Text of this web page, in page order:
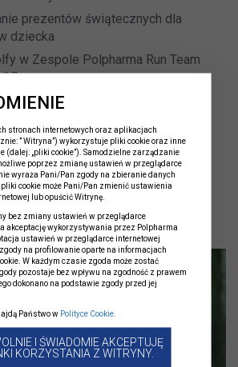
prezentów świątecznych dla
dziecka
w Zespole Polpharma Run Team
na Mistrzostwach Polski MTB
o Polfie
stronach internetowych oraz aplikacjach
” Witryna”) wykorzystuje pliki cookie oraz inne
(dalej: „pliki cookie”). Samodzielne zarządzanie
poprzez zmianę ustawień w przeglądarce
wyraża Pani/Pan zgody na zbieranie danych
cookie może Pani/Pan zmienić ustawienia
lub opuścić Witrynę.
bez zmiany ustawień w przeglądarce
akceptację wykorzystywania przez Polpharma
ustawień w przeglądarce internetowej
na profilowanie oparte na informacjach
W każdym czasie zgoda może zostać
pozostaje bez wpływu na zgodność z prawem
dokonano na podstawie zgody przed jej
Państwo w Polityce Cookie.
I ŚWIADOMIE AKCEPTUJĘ
KORZYSTANIA Z WITRYNY.